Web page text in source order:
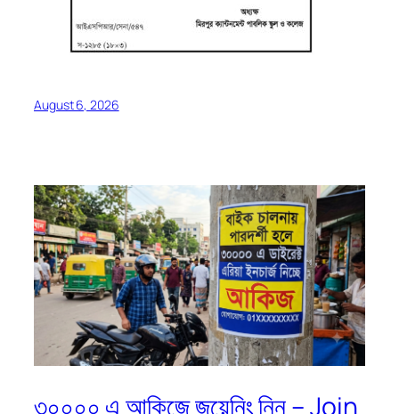
August 6, 2026
৩০০০০ এ আকিজে জয়েনিং নিন – Join